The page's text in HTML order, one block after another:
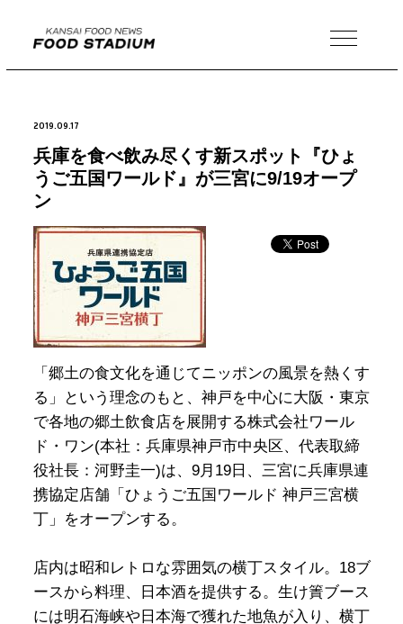
MENU
2019.09.17
兵庫を食べ飲み尽くす新スポット『ひょ
うご五国ワールド』が三宮に9/19オープ
ン
「郷土の食文化を通じてニッポンの風景を熱くす
る」という理念のもと、神戸を中心に大阪・東京
で各地の郷土飲食店を展開する株式会社ワール
ド・ワン(本社：兵庫県神戸市中央区、代表取締
役社長：河野圭一)は、9月19日、三宮に兵庫県連
携協定店舗「ひょうご五国ワールド 神戸三宮横
丁」をオープンする。
店内は昭和レトロな雰囲気の横丁スタイル。18ブ
ースから料理、日本酒を提供する。生け簀ブース
には明石海峡や日本海で獲れた地魚が入り、横丁